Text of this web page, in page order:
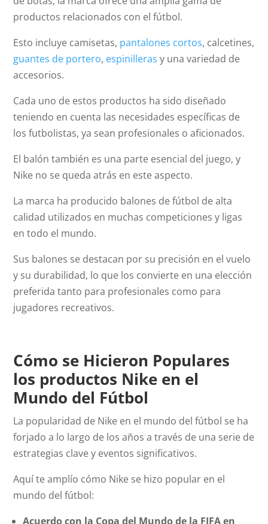
productos relacionados con el fútbol.
Esto incluye camisetas, pantalones cortos, calcetines,
guantes de portero, espinilleras y una variedad de
accesorios.
Cada uno de estos productos ha sido diseñado
teniendo en cuenta las necesidades específicas de
los futbolistas, ya sean profesionales o aficionados.
El balón también es una parte esencial del juego, y
Nike no se queda atrás en este aspecto.
La marca ha producido balones de fútbol de alta
calidad utilizados en muchas competiciones y ligas
en todo el mundo.
Sus balones se destacan por su precisión en el vuelo
y su durabilidad, lo que los convierte en una elección
preferida tanto para profesionales como para
jugadores recreativos.
Cómo se Hicieron Populares
los productos Nike en el
Mundo del Fútbol
La popularidad de Nike en el mundo del fútbol se ha
forjado a lo largo de los años a través de una serie de
estrategias clave y eventos significativos.
Aquí te amplío cómo Nike se hizo popular en el
mundo del fútbol:
Acuerdo con la Copa del Mundo de la FIFA en